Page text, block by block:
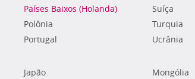
Países Baixos (Holanda)
Polônia
Portugal
Suíça
Turquia
Ucrânia
Japão
Mongólia